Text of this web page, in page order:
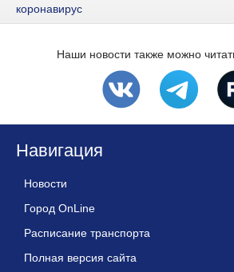
коронавирус
Наши новости также можно
Навигация
Новости
Город OnLine
Расписание транспорта
Полная версия сайта